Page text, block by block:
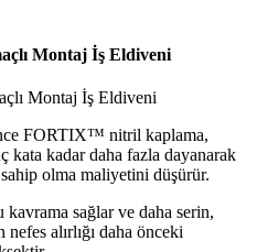
Montaj İş Eldiveni
Montaj İş Eldiveni
ince FORTIX™ nitril kaplama,
kata kadar daha fazla dayanarak
olma maliyetini düşürür.
sağlar ve daha serin,
alırlığı daha önceki